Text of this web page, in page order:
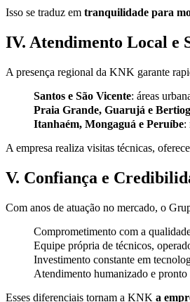
Isso se traduz em tranquilidade para
IV. Atendimento Local e
A presença regional da KNK garante
Santos e São Vicente: áreas
Praia Grande, Guarujá e
Itanhaém, Mongaguá e Peruíbe:
A empresa realiza visitas técnicas,
V. Confiança e
Com anos de atuação no mercado, o
Comprometimento com a
Equipe própria de técnicos,
Investimento constante em
Atendimento humanizado e pronto
Esses diferenciais tornam a KNK a